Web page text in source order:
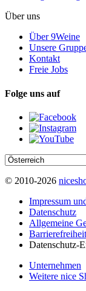
Über uns
Über 9Weine
Unsere
Kontakt
Freie Jobs
Folge uns auf
© 2010-2026
Impressum
Datenschutz
Allgemeine
Datenschutz-
Unternehmen
Weitere nice